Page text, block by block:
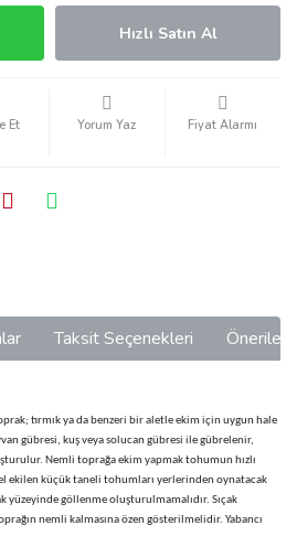
Hızlı Satın Al
Et Yorum Yaz Fiyat Alarmı
Taksit Seçenekleri
tırmık ya da benzeri bir aletle ekim için uygun hale
gübresi, kuş veya solucan gübresi ile gübrelenir,
Nemli toprağa ekim yapmak tohumun hızlı
ekilen küçük taneli tohumları yerlerinden oynatacak
yüzeyinde göllenme oluşturulmamalıdır. Sıçak
nemli kalmasına özen gösterilmelidir. Yabancı